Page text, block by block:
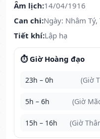
Âm lịch:14/04/1916
Can chi:Ngày: Nhâm
Tiết khí:Lập hạ
⏱️ Giờ Hoàng đạo
23h – 0h (Giờ
5h – 6h (Giờ
15h – 16h (Giờ